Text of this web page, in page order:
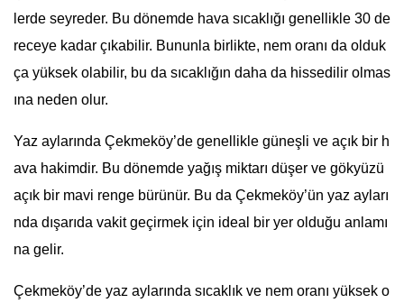
lerde seyreder. Bu dönemde hava sıcaklığı genellikle 30 de
receye kadar çıkabilir. Bununla birlikte, nem oranı da olduk
ça yüksek olabilir, bu da sıcaklığın daha da hissedilir olmas
ına neden olur.
Yaz aylarında Çekmeköy’de genellikle güneşli ve açık bir h
ava hakimdir. Bu dönemde yağış miktarı düşer ve gökyüzü
açık bir mavi renge bürünür. Bu da Çekmeköy’ün yaz ayları
nda dışarıda vakit geçirmek için ideal bir yer olduğu anlamı
na gelir.
Çekmeköy’de yaz aylarında sıcaklık ve nem oranı yüksek o